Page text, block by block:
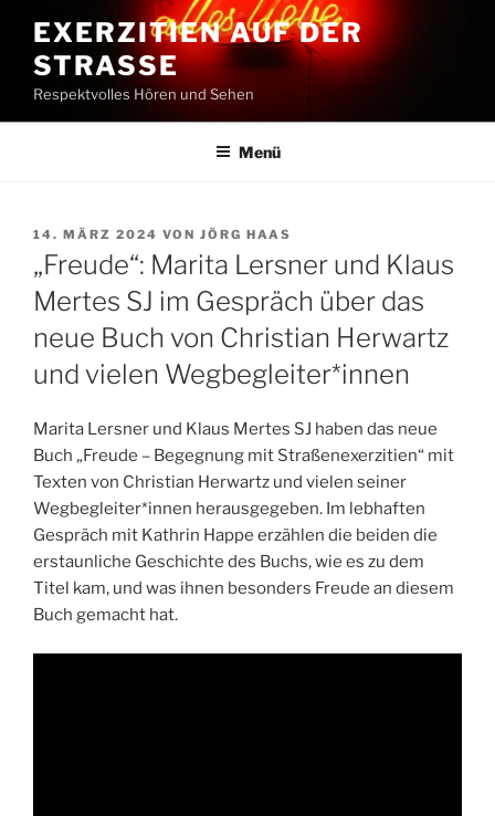
Inhalt
springen
EXERZITIEN AUF DER
STRASSE
Respektvolles Hören und Sehen
Menü
VERÖFFENTLICHT
AM
14. MÄRZ 2024 VON JÖRG HAAS
„Freude“: Marita Lersner und Klaus
Mertes SJ im Gespräch über das
neue Buch von Christian Herwartz
und vielen Wegbegleiter*innen
Marita Lersner und Klaus Mertes SJ haben das neue
Buch „Freude – Begegnung mit Straßenexerzitien“ mit
Texten von Christian Herwartz und vielen seiner
Wegbegleiter*innen herausgegeben. Im lebhaften
Gespräch mit Kathrin Happe erzählen die beiden die
erstaunliche Geschichte des Buchs, wie es zu dem
Titel kam, und was ihnen besonders Freude an diesem
Buch gemacht hat.